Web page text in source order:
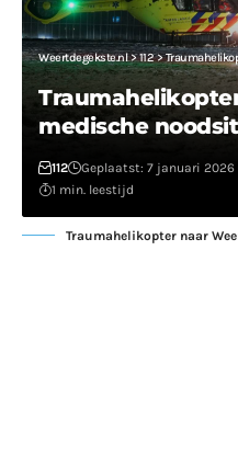
Weertdegekste.nl>112>
medische
112 Geplaatst: 7 januari 2026
1 min. leestijd
Traumahelikopter naar